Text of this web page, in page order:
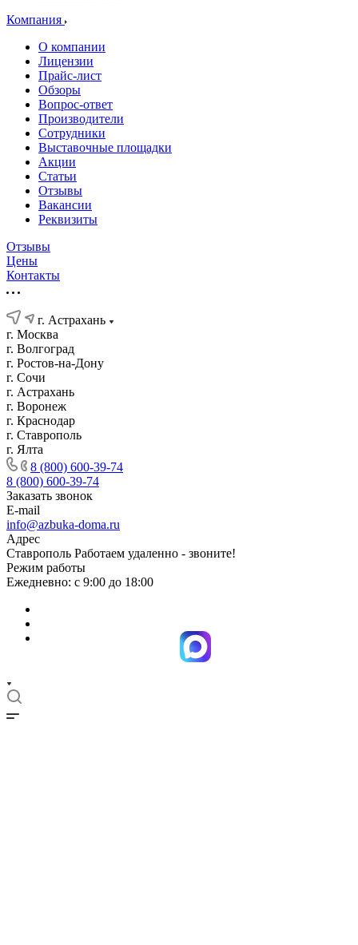
Компания
О компании
Лицензии
Прайс-лист
Обзоры
Вопрос-ответ
Производители
Сотрудники
Выставочные площадки
Акции
Статьи
Отзывы
Вакансии
Реквизиты
Отзывы
Цены
Контакты
г. Астрахань
г. Москва
г. Волгоград
г. Ростов-на-Дону
г. Сочи
г. Астрахань
г. Воронеж
г. Краснодар
г. Ставрополь
г. Ялта
8 (800) 600-39-74
8 (800) 600-39-74
Заказать звонок
E-mail
info@azbuka-doma.ru
Адрес
Ставрополь Работаем удаленно - звоните!
Режим работы
Ежедневно: с 9:00 до 18:00